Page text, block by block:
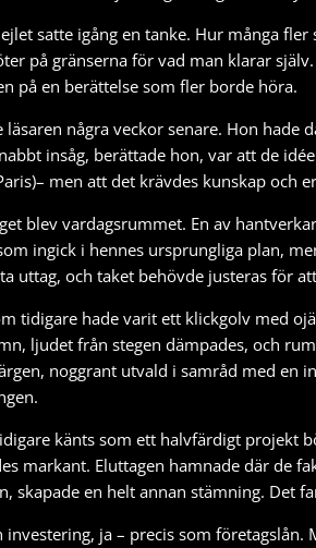
satte igång en tanke. Hur många
på gränserna för vad man klarar
på en berättelse som fler borde höra.
läsaren några veckor senare. Hon
insåg, berättade hon, var att de
)– men att det krävdes kunskap och
blev vardagsrummet. En av
ingick i hennes ursprungliga plan,
uttag, och taket behövde justeras för
tidigare hade varit ett klickgolv med
ljudet från stegen dämpades, och
noggrant utvald i samråd med en
känts som ett halvfärdigt projekt
markant. Eluttagen hamnade där de
skapade en helt annan stämning. Det
investering, ja – precis som företagslån.